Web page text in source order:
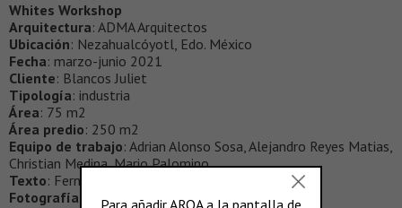
Whites Workshop
Arquitectura: ADMA Arquitectos
Ubicación: Nezahualcóyotl, Edo. México
Fecha: marzo-junio 2021
Cliente: Blancos Juliet
Tipología: industria
Área: 75 m2
Área predio: 250 m2
Equipo de trabajo: Adrian Alonso Sosa, Alejandro Reyes Matias,
Christian Medina, Mario Palomino
Texto: Fernanda Escárcega
Fotografías
: Zaickz Moz